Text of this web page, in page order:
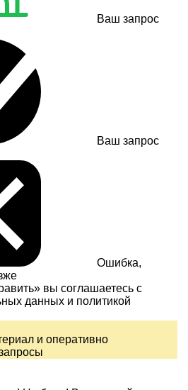
Ваш запрос
Ваш запрос
Ошибка,
вы соглашаетесь с
данных и политикой
и оперативно